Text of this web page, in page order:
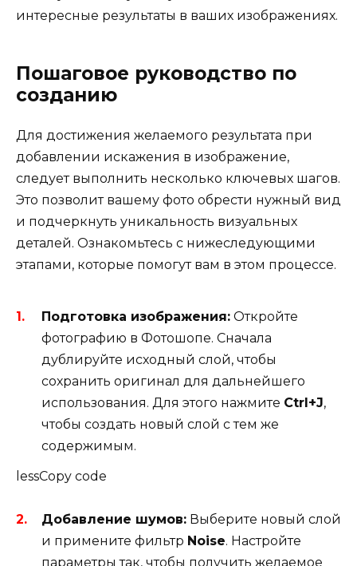
интересные результаты в ваших изображениях.
Пошаговое руководство по
созданию
Для достижения желаемого результата при
добавлении искажения в изображение,
следует выполнить несколько ключевых шагов.
Это позволит вашему фото обрести нужный вид
и подчеркнуть уникальность визуальных
деталей. Ознакомьтесь с нижеследующими
этапами, которые помогут вам в этом процессе.
Подготовка изображения: Откройте
фотографию в Фотошопе. Сначала
дублируйте исходный слой, чтобы
сохранить оригинал для дальнейшего
использования. Для этого нажмите Ctrl+J,
чтобы создать новый слой с тем же
содержимым.
lessCopy code
Добавление шумов: Выберите новый слой
и примените фильтр Noise. Настройте
параметры так, чтобы получить желаемое